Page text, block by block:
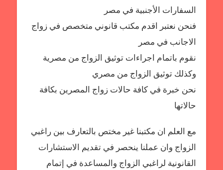
السفارات الأجنبية في مصر
فنحن نعتبر اقدم مكتب قانوني متخصص في زواج
الاجانب في مصر
نقوم باتمام اجراءات توثيق الزواج من مصرية
وكذلك توثيق الزواج من مصري
نحن خبرة في كافة حالات زواج المصرين بكافة
حالاتها
مع العلم ان مكتبنا غير مختص بالتعارف بين راغبي
الزواج وان عملنا ينحصر في تقديم الاستشارات
القانونية لراغبي الزواج والمساعدة في إتمام